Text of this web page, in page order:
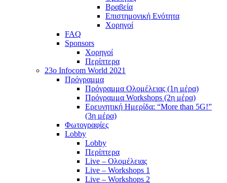
Βραβεία
Επιστημονική Ενότητα
Χορηγοί
FAQ
Sponsors
Χορηγοί
Περίπτερα
23o Infocom World 2021
Πρόγραμμα
Πρόγραμμα Ολομέλειας (1η μέρα)
Πρόγραμμα Workshops (2η μέρα)
Ερευνητική Ημερίδα: “More than 5G!”
(3η μέρα)
Φωτογραφίες
Lobby
Lobby
Περίπτερα
Live – Ολομέλειας
Live – Workshops 1
Live – Workshops 2